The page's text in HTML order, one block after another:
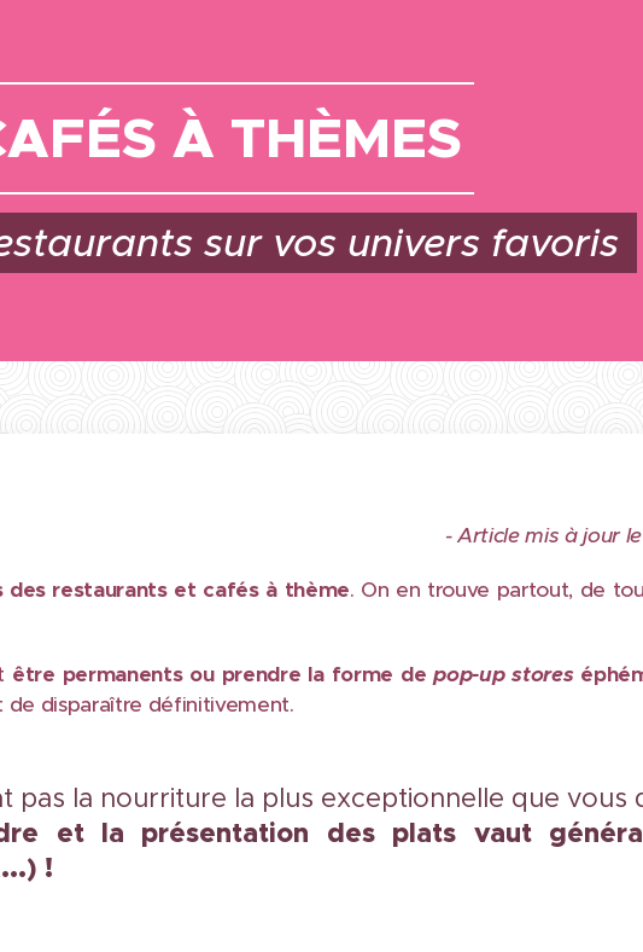
À THÈMES
sur vos univers favoris
- Article mis à jour
des restaurants et cafés à thème. On en trouve partout, de
être permanents ou prendre la forme depop-up stores
de disparaître définitivement.
pas la nourriture la plus exceptionnelle que vous
et la présentation des plats vaut
!